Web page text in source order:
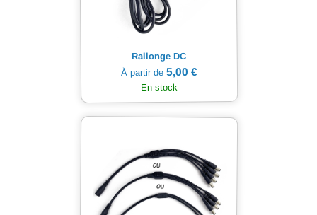
Rallonge DC
À partir de 5,00 €
En stock